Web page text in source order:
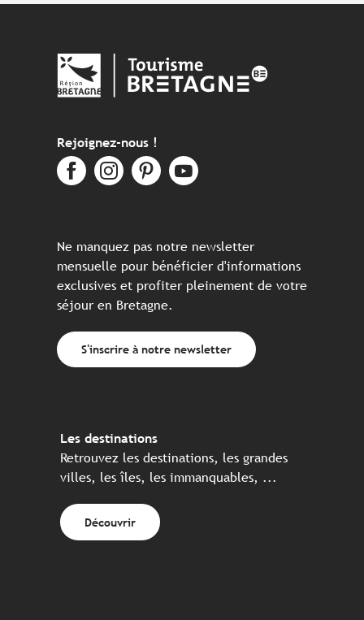
Rejoignez-nous !
Ne manquez pas notre newsletter
mensuelle pour bénéficier d'informations
exclusives et profiter pleinement de votre
séjour en Bretagne.
S'inscrire à notre newsletter
Les destinations
Retrouvez les destinations, les grandes
villes, les îles, les immanquables, ...
Découvrir